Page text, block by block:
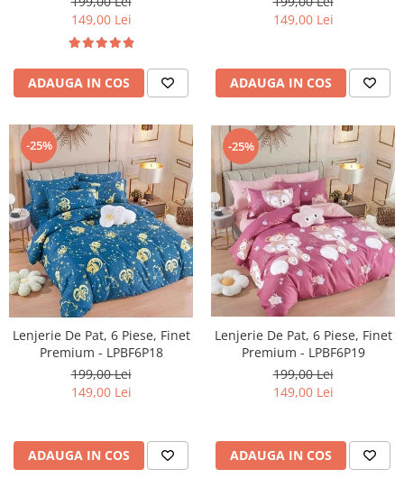
149,00 Lei
ADAUGA IN COS
149,00 Lei
ADAUGA IN COS
-25%
Lenjerie De Pat, 6 Piese, Finet
Premium - LPBF6P18
199,00 Lei
149,00 Lei
ADAUGA IN COS
-25%
Lenjerie De Pat, 6 Piese, Finet
Premium - LPBF6P19
199,00 Lei
149,00 Lei
ADAUGA IN COS